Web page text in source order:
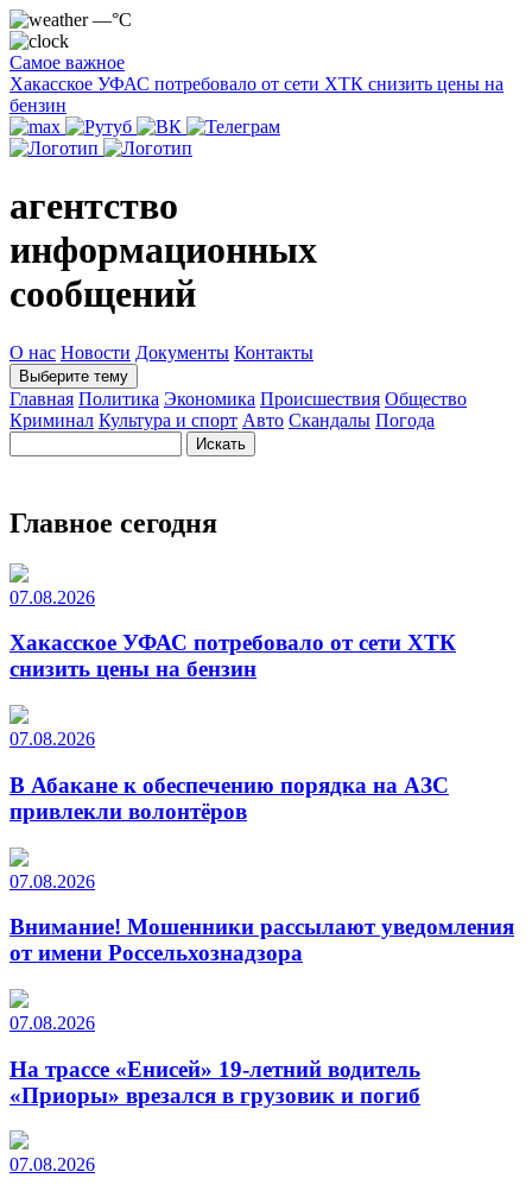
—°C
Самое важное
Хакасское УФАС потребовало от сети ХТК снизить цены на
бензин
агентство
информационных
сообщений
О нас Новости Документы Контакты
Выберите тему
Главная Политика Экономика Происшествия Общество
Криминал Культура и спорт Авто Скандалы Погода
Главное сегодня
07.08.2026
Хакасское УФАС потребовало от сети ХТК
снизить цены на бензин
07.08.2026
В Абакане к обеспечению порядка на АЗС
привлекли волонтёров
07.08.2026
Внимание! Мошенники рассылают уведомления
от имени Россельхознадзора
07.08.2026
На трассе «Енисей» 19-летний водитель
«Приоры» врезался в грузовик и погиб
07.08.2026